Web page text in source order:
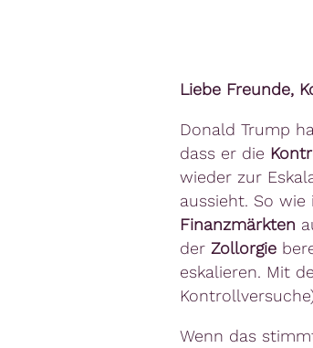
Liebe Freunde,
Donald Trump
dass er die
wieder zur
aussieht. So wie
Finanzmärkten
der Zollorgie
eskalieren. Mit
Wenn das